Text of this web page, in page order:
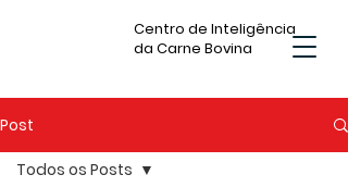
Centro de Inteligência
da Carne Bovina
Post
Todos os Posts